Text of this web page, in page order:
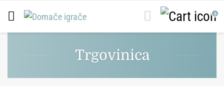
0
Trgovinica